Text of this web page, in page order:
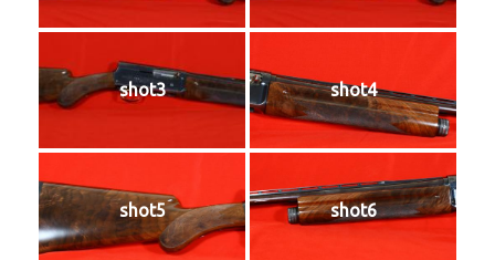
shot3 shot4
shot5 shot6